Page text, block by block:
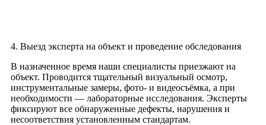
4. Выезд эксперта на объект и проведение обследования
В назначенное время наши специалисты приезжают на
объект. Проводится тщательный визуальный осмотр,
инструментальные замеры, фото- и видеосъёмка, а при
необходимости — лабораторные исследования. Эксперты
фиксируют все обнаруженные дефекты, нарушения и
несоответствия установленным стандартам.